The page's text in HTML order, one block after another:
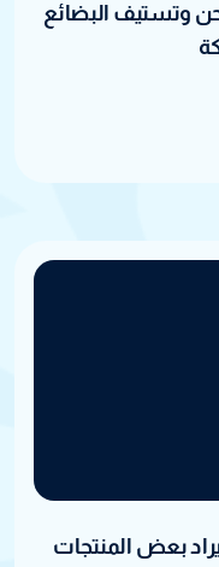
وتستيف البضائع
بعض المنتجات